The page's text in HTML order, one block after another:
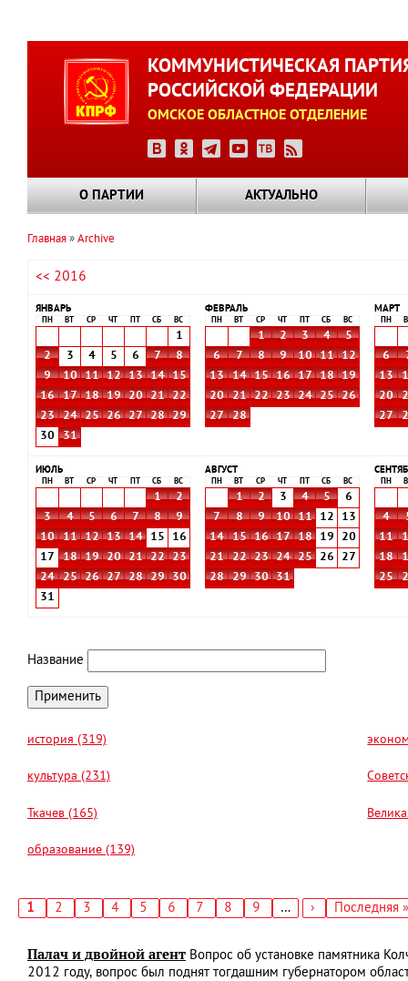
КОММУНИСТИЧЕСКАЯ
РОССИЙСКОЙ ФЕДЕРАЦИИ
ОМСКОЕ ОБЛАСТНОЕ ОТДЕЛЕНИЕ
О ПАРТИИ АКТУАЛЬНО
навигации
Главная Archive
<< 2016
ЯНВАРЬ
ПН ВТ СР ЧТ СБ ВС
1
2
3 4 5 6 7
8
9
10 11 12 13 14
15
16
17 18 19 20 21
22
23
24 25 26 27 28
29
30
31
ФЕВРАЛЬ
ПН ВТ СР ЧТ СБ ВС
1 2 3 4
5
6
7 8 9 10 11
12
13
14 15 16 17 18
19
20
21 22 23 24 25
26
27
28
МАРТ
ПН
6
13
20
27
ИЮЛЬ
ПН ВТ СР ЧТ СБ ВС
1
2
3
4 5 6 7 8
9
10
11 12 13 14 15
16
17
18 19 20 21 22
23
24
25 26 27 28 29
30
31
АВГУСТ
ПН ВТ СР ЧТ СБ ВС
1 2 3 4 5
6
7
8 9 10 11 12
13
14
15 16 17 18 19
20
21
22 23 24 25 26
27
28
29 30 31
ПН
4
11
18
25
Название
история (319)
культура (231)
Ткачев (165)
образование (139)
Текущая
1 Страница
2 Страница
3 Страница
4 Страница
5 Страница
6 Страница
7 Страница
8 Страница
9 …
Следующая
›
Последняя
Последняя »
Палач и двойной агент Вопрос об установке памятника
2012 году, вопрос был поднят тогдашним губернатором